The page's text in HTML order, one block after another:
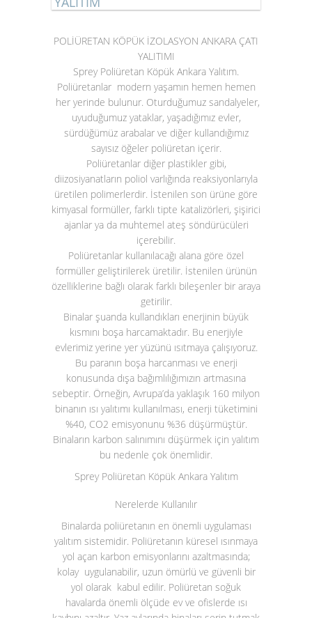
POLİÜRETAN KÖPÜK İZOLASYON ANKARA ÇATI
YALITIMI
Sprey Poliüretan Köpük Ankara Yalıtım.
Poliüretanlar modern yaşamın hemen hemen
her yerinde bulunur. Oturduğumuz sandalyeler,
uyuduğumuz yataklar, yaşadığımız evler,
sürdüğümüz arabalar ve diğer kullandığımız
sayısız öğeler poliüretan içerir.
Poliüretanlar diğer plastikler gibi,
diizosiyanatların poliol varlığında reaksiyonlarıyla
üretilen polimerlerdir. İstenilen son ürüne göre
kimyasal formüller, farklı tipte katalizörleri, şişirici
ajanlar ya da muhtemel ateş söndürücüleri
içerebilir.
Poliüretanlar kullanılacağı alana göre özel
formüller geliştirilerek üretilir. İstenilen ürünün
özelliklerine bağlı olarak farklı bileşenler bir araya
getirilir.
Binalar şuanda kullandıkları enerjinin büyük
kısmını boşa harcamaktadır. Bu enerjiyle
evlerimiz yerine yer yüzünü ısıtmaya çalışıyoruz.
Bu paranın boşa harcanması ve enerji
konusunda dışa bağımlılığımızın artmasına
sebeptir. Örneğin, Avrupa’da yaklaşık 160 milyon
binanın ısı yalıtımı kullanılması, enerji tüketimini
%40, CO2 emisyonunu %36 düşürmüştür.
Binaların karbon salınımını düşürmek için yalıtım
bu nedenle çok önemlidir.
Sprey Poliüretan Köpük Ankara Yalıtım
Nerelerde Kullanılır
Binalarda poliüretanın en önemli uygulaması
yalıtım sistemidir. Poliüretanın küresel ısınmaya
yol açan karbon emisyonlarını azaltmasında;
kolay uygulanabilir, uzun ömürlü ve güvenli bir
yol olarak kabul edilir. Poliüretan soğuk
havalarda önemli ölçüde ev ve ofislerde ısı